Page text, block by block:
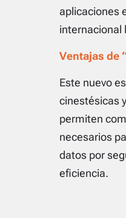
aplicaciones
internacional
Ventajas de
Este nuevo
cinestésicas
permiten
necesarios
datos por
eficiencia.